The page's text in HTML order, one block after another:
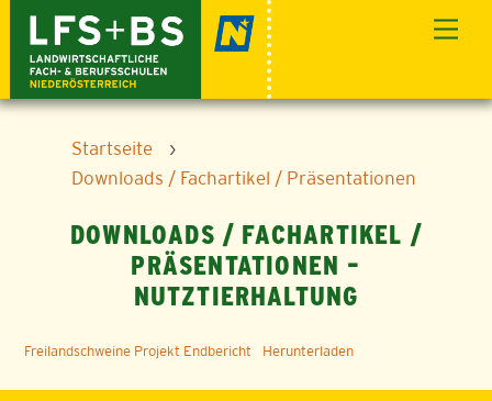
content
Startseite
›
Downloads / Fachartikel / Präsentationen
DOWNLOADS / FACHARTIKEL /
PRÄSENTATIONEN –
NUTZTIERHALTUNG
Freilandschweine Projekt Endbericht Herunterladen